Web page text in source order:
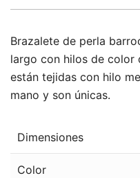
Brazalete de perla
largo con hilos de color
están tejidas con hilo
mano y son únicas.
Dimensiones
Color